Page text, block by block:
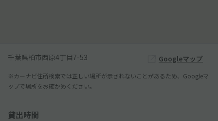
千葉県柏市西原4丁目7-53 Googleマップ
※カーナビ住所検索では正しい場所が示されないことがあるため、Googleマ
ップで場所をお確かめください。
貸出時間